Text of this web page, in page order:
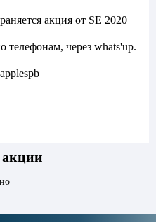
акция от SE 2020
телефонам, через whats'up.